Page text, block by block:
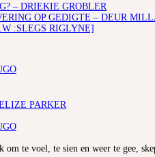
– DRIEKIE GROBLER
OP GEDIGTE – DEUR
:SLEGS RIGLYNE]
PARKER
te voel, te sien en weer te gee,